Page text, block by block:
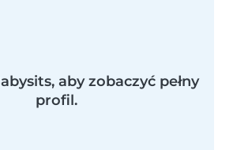
aby zobaczyć pełny
profil.